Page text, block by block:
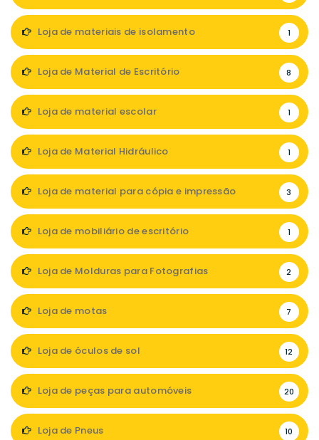
Loja de materiais de isolamento 1
Loja de Material de Escritório 8
Loja de material escolar 1
Loja de Material Hidráulico 1
Loja de material para cópia e impressão 3
Loja de mobiliário de escritório 1
Loja de Molduras para Fotografias 2
Loja de motas 7
Loja de óculos de sol 12
Loja de peças para automóveis 20
Loja de Pneus 10